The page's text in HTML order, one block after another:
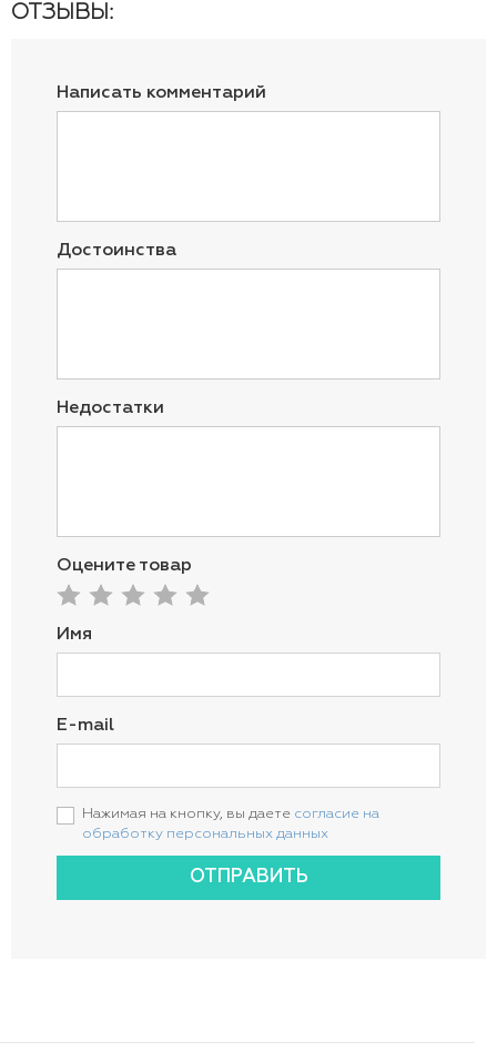
ОТЗЫВЫ:
Написать комментарий
Достоинства
Недостатки
Оцените товар
Имя
E-mail
Нажимая на кнопку, вы даете согласие на
обработку персональных данных
ОТПРАВИТЬ